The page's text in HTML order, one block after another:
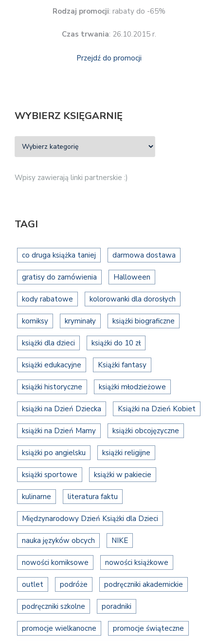
Rodzaj promocji: rabaty do -65%
Czas trwania: 26.10.2015 r.
Przejdź do promocji
WYBIERZ KSIĘGARNIĘ
Wpisy zawierają linki partnerskie :)
TAGI
co druga książka taniej darmowa dostawa
gratisy do zamówienia Halloween
kody rabatowe kolorowanki dla dorosłych
komiksy kryminały książki biograficzne
książki dla dzieci książki do 10 zł
książki edukacyjne Książki fantasy
książki historyczne książki młodzieżowe
książki na Dzień Dziecka Książki na Dzień Kobiet
książki na Dzień Mamy książki obcojęzyczne
książki po angielsku książki religijne
książki sportowe książki w pakiecie
kulinarne literatura faktu
Międzynarodowy Dzień Książki dla Dzieci
nauka języków obcych NIKE
nowości komiksowe nowości książkowe
outlet podróże podręczniki akademickie
podręczniki szkolne poradniki
promocje wielkanocne promocje świąteczne